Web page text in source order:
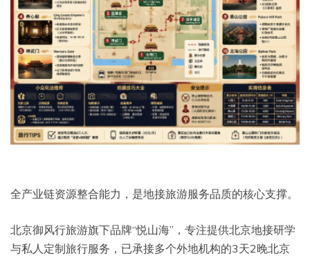
全产业链资源整合能力，是地接旅游服务品质的核心支撑。
北京御风行旅游旗下品牌“悦山海”，专注提供北京地接研学
与私人定制旅行服务，已承接多个外地机构的3天2晚北京